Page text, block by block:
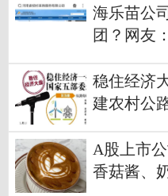
海乐苗公
团？网友
稳住经济
建农村公
A股上市
香菇酱、